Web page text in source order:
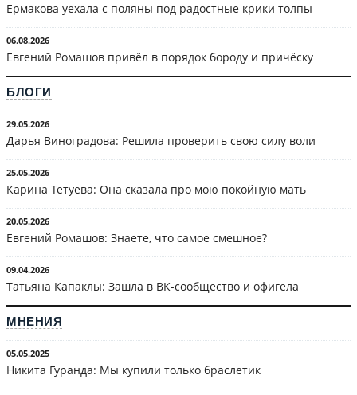
Ермакова уехала с поляны под радостные крики толпы
06.08.2026
Евгений Ромашов привёл в порядок бороду и причёску
БЛОГИ
29.05.2026
Дарья Виноградова: Решила проверить свою силу воли
25.05.2026
Карина Тетуева: Она сказала про мою покойную мать
20.05.2026
Евгений Ромашов: Знаете, что самое смешное?
09.04.2026
Татьяна Капаклы: Зашла в ВК-сообщество и офигела
МНЕНИЯ
05.05.2025
Никита Гуранда: Мы купили только браслетик